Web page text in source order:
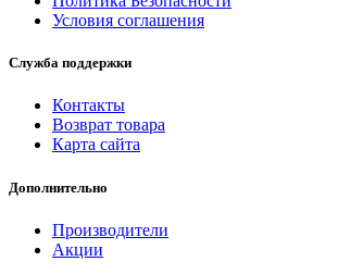
Условия соглашения
Служба поддержки
Контакты
Возврат товара
Карта сайта
Дополнительно
Производители
Акции